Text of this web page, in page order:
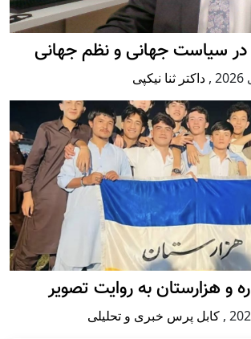
سیاست جهانی و نظم جهانی
, داکتر ثنا نیکپی
و هزارستان به روایت تصویر
, کابل پرس خبری و تحلیلی